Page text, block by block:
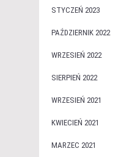
STYCZEŃ 2023
PAŹDZIERNIK 2022
WRZESIEŃ 2022
SIERPIEŃ 2022
WRZESIEŃ 2021
KWIECIEŃ 2021
MARZEC 2021